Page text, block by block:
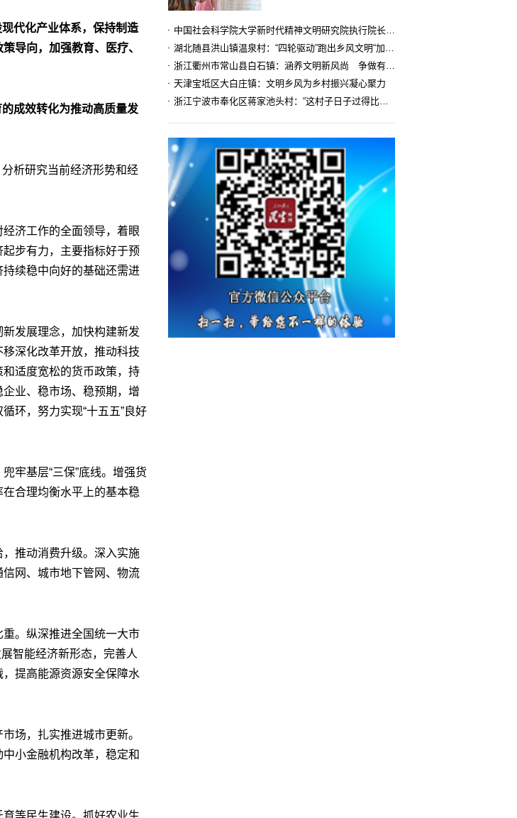
代化产业体系，保持制造
导向，加强教育、医疗、
成效转化为推动高质量发
析研究当前经济形势和经
济工作的全面领导，着眼
步有力，主要指标好于预
续稳中向好的基础还需进
发展理念，加快构建新发
深化改革开放，推动科技
适度宽松的货币政策，持
业、稳市场、稳预期，增
环，努力实现“十五五”良好
牢基层“三保”底线。增强货
合理均衡水平上的基本稳
推动消费升级。深入实施
网、城市地下管网、物流
。纵深推进全国统一大市
智能经济新形态，完善人
提高能源资源安全保障水
场，扎实推进城市更新。
小金融机构改革，稳定和
等民生建设。抓好农业生
中国社会科学院大学新时代精神文明研究院执行院长王维国：文明村镇创建为乡村注入持久发展动力
湖北随县洪山镇温泉村：“四轮驱动”跑出乡风文明“加速度”
浙江衢州市常山县白石镇：涵养文明新风尚 争做有礼白石人
天津宝坻区大白庄镇：文明乡风为乡村振兴凝心聚力
浙江宁波市奉化区蒋家池头村：“这村子日子过得比城里还舒心”